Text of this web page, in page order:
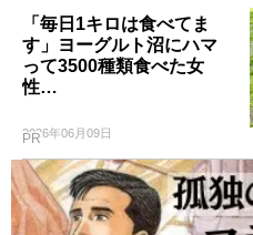
「毎日1キロは食べてま
す」ヨーグルト沼にハマ
って3500種類食べた女
性…
2026年06月09日
PR